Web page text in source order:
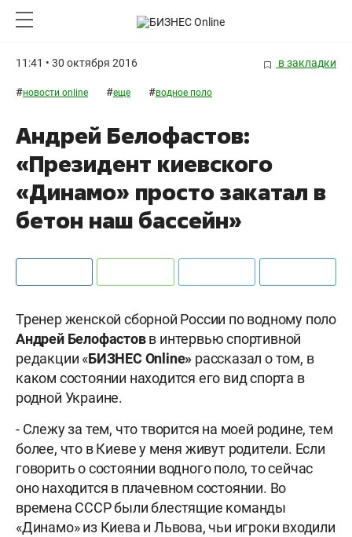
11:41 • 30 октября 2016 в закладки
#новости online #еще #водное поло
Андрей Белофастов:
«Президент киевского
«Динамо» просто закатал в
бетон наш бассейн»
Тренер женской сборной России по водному поло
Андрей Белофастовв интервью спортивной
редакции «БИЗНЕС Online» рассказал о том, в
каком состоянии находится его вид спорта в
родной Украине.
- Слежу за тем, что творится на моей родине, тем
более, что в Киеве у меня живут родители. Если
говорить о состоянии водного поло, то сейчас
оно находится в плачевном состоянии. Во
времена СССР были блестящие команды
«Динамо» из Киева и Львова, чьи игроки входили